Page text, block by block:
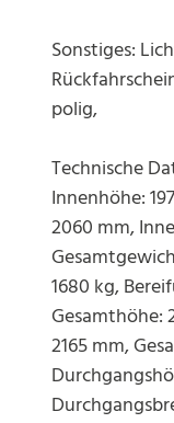
Sonstiges:
polig,
Technische
Innenhöhe:
2060 mm,
1680 kg,
Gesamthöhe:
2165 mm,